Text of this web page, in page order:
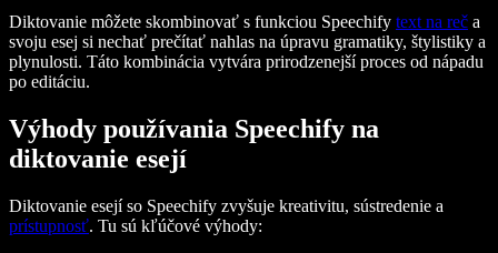
Diktovanie môžete skombinovať s funkciou Speechify text na reč a
svoju esej si nechať prečítať nahlas na úpravu gramatiky, štylistiky a
plynulosti. Táto kombinácia vytvára prirodzenejší proces od nápadu
po editáciu.
Výhody používania Speechify na
diktovanie esejí
Diktovanie esejí so Speechify zvyšuje kreativitu, sústredenie a
prístupnosť. Tu sú kľúčové výhody: